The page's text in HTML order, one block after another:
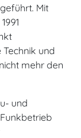
Mit
und
mehr den
und